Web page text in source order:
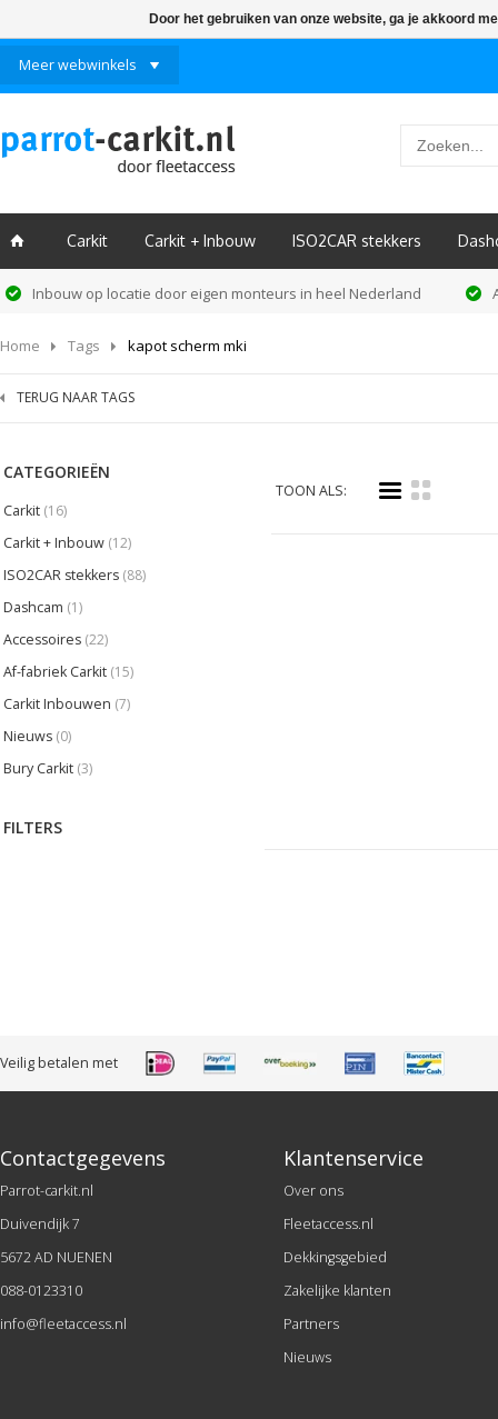
Meer webwinkels
ï Carkit Carkit + Inbouw ISO2CAR stekkers
Inbouw op locatie door eigen monteurs in heel Nederland
Home Tags kapot scherm mki
TERUG NAAR TAGS
CATEGORIEËN
Carkit (16)
Carkit + Inbouw (12)
ISO2CAR stekkers (88)
Dashcam (1)
Accessoires (22)
Af-fabriek Carkit (15)
Carkit Inbouwen (7)
Nieuws (0)
Bury Carkit (3)
FILTERS
TOON ALS: i k
Veilig betalen met
Contactgegevens
Parrot-carkit.nl
Duivendijk 7
5672 AD NUENEN
088-0123310
info@fleetaccess.nl
Klantenservice
Over ons
Fleetaccess.nl
Dekkingsgebied
Zakelijke klanten
Partners
Nieuws
Door het gebruiken van onze website, ga je akkoord